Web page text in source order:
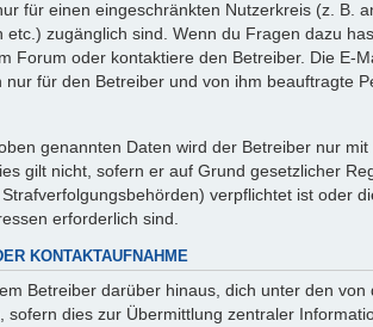
für einen eingeschränkten Nutzerkreis (z. B.
etc.) zugänglich sind. Wenn du Fragen dazu
Forum oder kontaktiere den Betreiber. Die E-
nur für den Betreiber und von ihm beauftragte
genannten Daten wird der Betreiber nur
gilt nicht, sofern er auf Grund gesetzlicher
verpflichtet ist oder
erforderlich sind.
KONTAKTAUFNAHME
Betreiber darüber hinaus, dich unter den
sofern dies zur Übermittlung zentraler